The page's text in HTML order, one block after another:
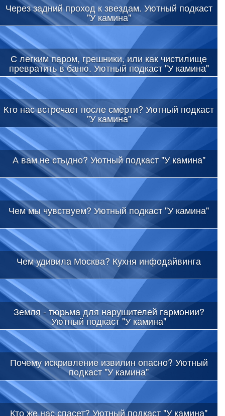
Через задний проход к звездам. Уютный подкаст
"У камина"
С легким паром, грешники, или как чистилище
превратить в баню. Уютный подкаст "У камина"
Кто нас встречает после смерти? Уютный подкаст
"У камина"
А вам не стыдно? Уютный подкаст "У камина"
Чем мы чувствуем? Уютный подкаст "У камина"
Чем удивила Москва? Кухня инфодайвинга
Земля - тюрьма для нарушителей гармонии?
Уютный подкаст "У камина"
Почему искривление извилин опасно? Уютный
подкаст "У камина"
Кто же нас спасет? Уютный подкаст "У камина"